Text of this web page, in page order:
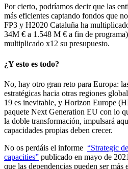
Por cierto, podríamos decir que las
más eficientes captando fondos que
FP3 y H2020 Cataluña ha
34M € a 1.548 M € a fin de
multiplicado x12 su presupuesto.
¿Y esto es todo?
No, hay otro gran reto para Europa:
estratégicas hacia otras regiones
19 es inevitable, y Horizon Europe
paquete Next Generation EU con lo
la doble transformación, impulsará
capacidades propias deben crecer.
No os perdáis el informe “Strategic
capacities” publicado en mayo de
que las dependencias pueden ser más